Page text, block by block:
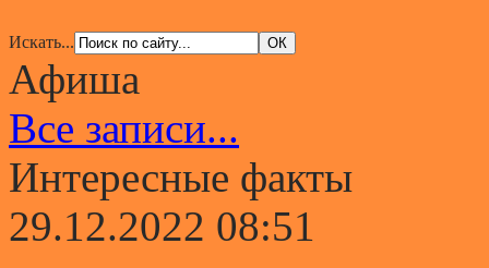
Искать...
Афиша
Все записи...
Интересные факты
29.12.2022 08:51